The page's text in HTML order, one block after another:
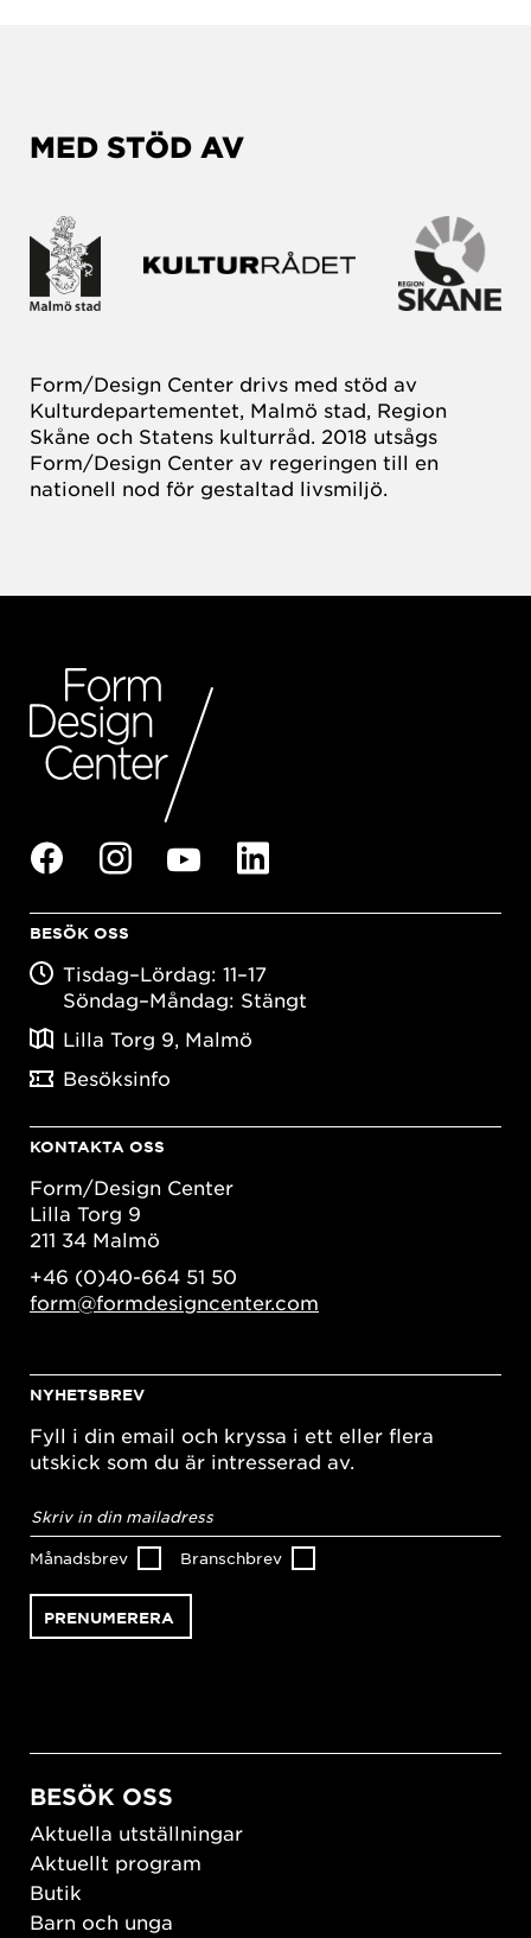
MED STÖD AV
Form/Design Center drivs med stöd av
Kulturdepartementet, Malmö stad, Region
Skåne och Statens kulturråd. 2018 utsågs
Form/Design Center av regeringen till en
nationell nod för gestaltad livsmiljö.
BESÖK OSS
Tisdag–Lördag: 11–17
Söndag–Måndag: Stängt
Lilla Torg 9, Malmö
Besöksinfo
KONTAKTA OSS
Form/Design Center
Lilla Torg 9
211 34 Malmö
+46 (0)40-664 51 50
form@formdesigncenter.com
NYHETSBREV
Fyll i din email och kryssa i ett eller flera
utskick som du är intresserad av.
postadress*
Månadsbrev Branschbrev
BESÖK OSS
Aktuella utställningar
Aktuellt program
Butik
Barn och unga